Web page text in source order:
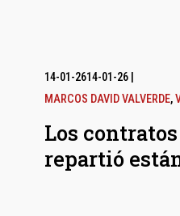
14-01-2614-01-26|
MARCOS DAVID VALVERDE,
Los
repartió